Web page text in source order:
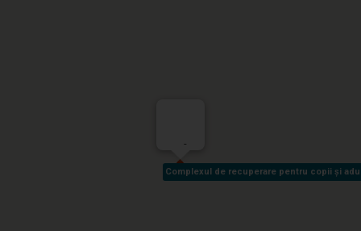
Complexul de recuperare pentru copii și
Complexul de recuperare pentru copii și
-